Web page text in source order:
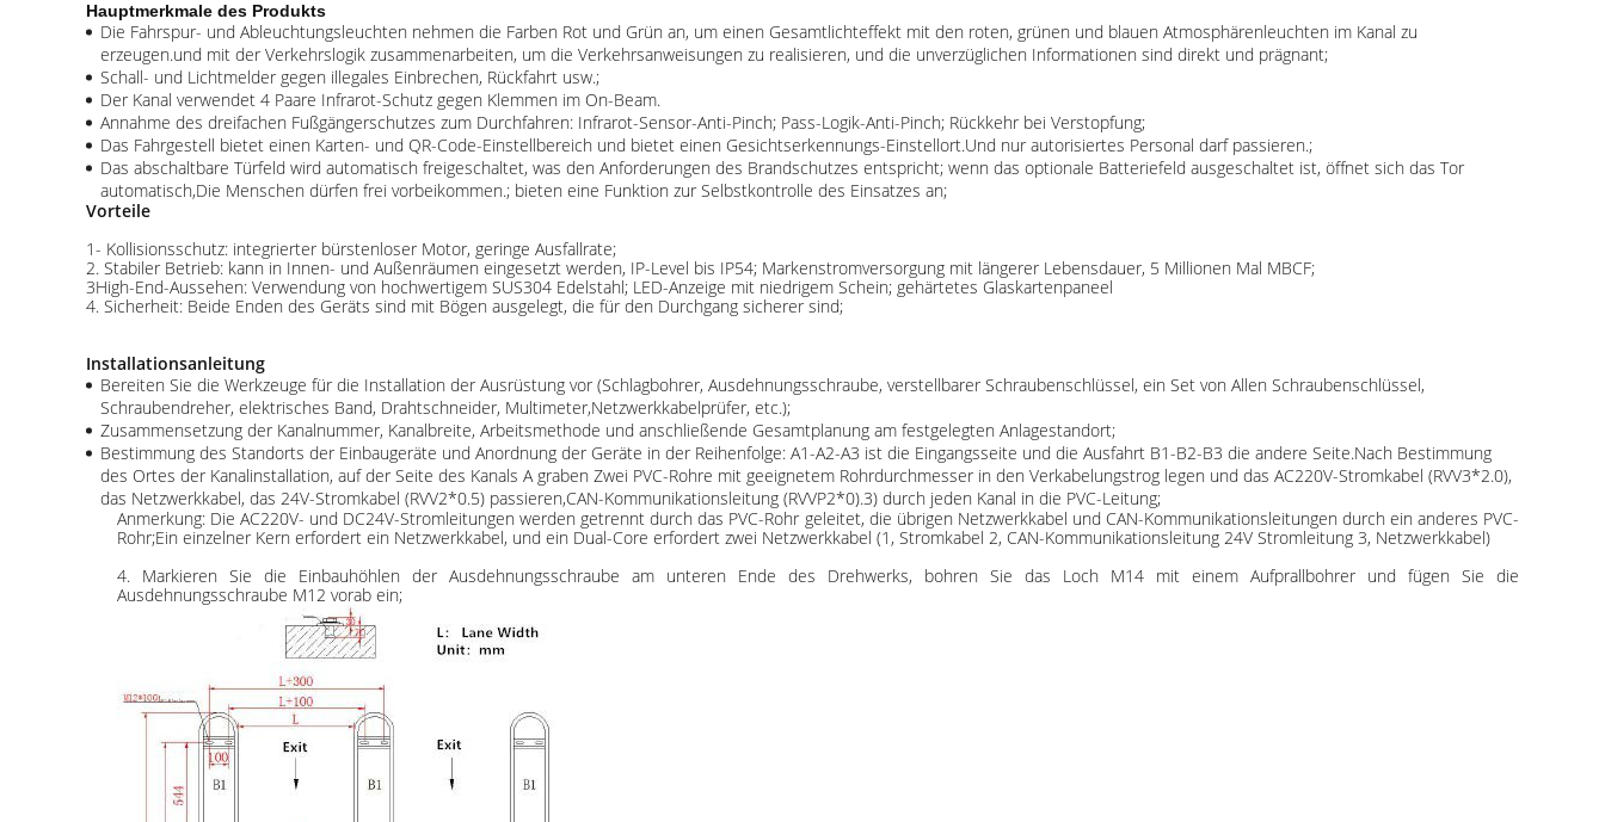
Hauptmerkmale des Produkts
Die Fahrspur- und Ableuchtungsleuchten nehmen die Farben Rot und Grün an, um einen Gesamtlichteffekt mit den roten, grünen und blauen Atmosphärenleuchten im Kanal zu
erzeugen.und mit der Verkehrslogik zusammenarbeiten, um die Verkehrsanweisungen zu realisieren, und die unverzüglichen Informationen sind direkt und prägnant;
Schall- und Lichtmelder gegen illegales Einbrechen, Rückfahrt usw.;
Der Kanal verwendet 4 Paare Infrarot-Schutz gegen Klemmen im On-Beam.
Annahme des dreifachen Fußgängerschutzes zum Durchfahren: Infrarot-Sensor-Anti-Pinch; Pass-Logik-Anti-Pinch; Rückkehr bei Verstopfung;
Das Fahrgestell bietet einen Karten- und QR-Code-Einstellbereich und bietet einen Gesichtserkennungs-Einstellort.Und nur autorisiertes Personal darf passieren.;
Das abschaltbare Türfeld wird automatisch freigeschaltet, was den Anforderungen des Brandschutzes entspricht; wenn das optionale Batteriefeld ausgeschaltet ist, öffnet sich das Tor
automatisch,Die Menschen dürfen frei vorbeikommen.; bieten eine Funktion zur Selbstkontrolle des Einsatzes an;
Vorteile
1- Kollisionsschutz: integrierter bürstenloser Motor, geringe Ausfallrate;
2. Stabiler Betrieb: kann in Innen- und Außenräumen eingesetzt werden, IP-Level bis IP54; Markenstromversorgung mit längerer Lebensdauer, 5 Millionen Mal MBCF;
3High-End-Aussehen: Verwendung von hochwertigem SUS304 Edelstahl; LED-Anzeige mit niedrigem Schein; gehärtetes Glaskartenpaneel
4. Sicherheit: Beide Enden des Geräts sind mit Bögen ausgelegt, die für den Durchgang sicherer sind;
Installationsanleitung
Bereiten Sie die Werkzeuge für die Installation der Ausrüstung vor (Schlagbohrer, Ausdehnungsschraube, verstellbarer Schraubenschlüssel, ein Set von Allen Schraubenschlüssel,
Schraubendreher, elektrisches Band, Drahtschneider, Multimeter,Netzwerkkabelprüfer, etc.);
Zusammensetzung der Kanalnummer, Kanalbreite, Arbeitsmethode und anschließende Gesamtplanung am festgelegten Anlagestandort;
Bestimmung des Standorts der Einbaugeräte und Anordnung der Geräte in der Reihenfolge: A1-A2-A3 ist die Eingangsseite und die Ausfahrt B1-B2-B3 die andere Seite.Nach Bestimmung
des Ortes der Kanalinstallation, auf der Seite des Kanals A graben Zwei PVC-Rohre mit geeignetem Rohrdurchmesser in den Verkabelungstrog legen und das AC220V-Stromkabel (RVV3*2.0),
das Netzwerkkabel, das 24V-Stromkabel (RVV2*0.5) passieren,CAN-Kommunikationsleitung (RVVP2*0).3) durch jeden Kanal in die PVC-Leitung;
Anmerkung: Die AC220V- und DC24V-Stromleitungen werden getrennt durch das PVC-Rohr geleitet, die übrigen Netzwerkkabel und CAN-Kommunikationsleitungen durch ein anderes PVC-
Rohr;Ein einzelner Kern erfordert ein Netzwerkkabel, und ein Dual-Core erfordert zwei Netzwerkkabel (1, Stromkabel 2, CAN-Kommunikationsleitung 24V Stromleitung 3, Netzwerkkabel)
4. Markieren Sie die Einbauhöhlen der Ausdehnungsschraube am unteren Ende des Drehwerks, bohren Sie das Loch M14 mit einem Aufprallbohrer und fügen Sie die
Ausdehnungsschraube M12 vorab ein;